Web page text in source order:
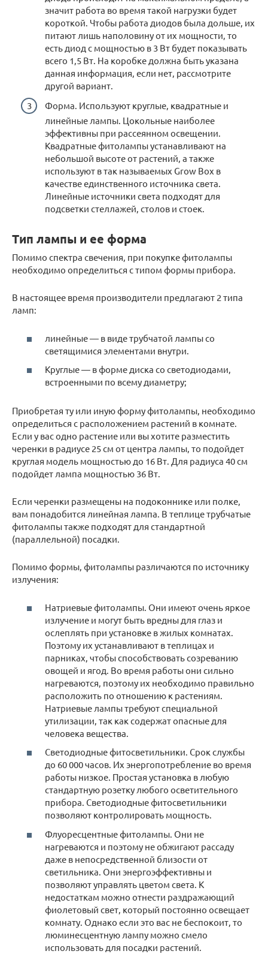
значит работа во время такой нагрузки будет
короткой. Чтобы работа диодов была дольше, их
питают лишь наполовину от их мощности, то
есть диод с мощностью в 3 Вт будет показывать
всего 1,5 Вт. На коробке должна быть указана
данная информация, если нет, рассмотрите
другой вариант.
Форма. Используют круглые, квадратные и
линейные лампы. Цокольные наиболее
эффективны при рассеянном освещении.
Квадратные фитолампы устанавливают на
небольшой высоте от растений, а также
используют в так называемых Grow Box в
качестве единственного источника света.
Линейные источники света подходят для
подсветки стеллажей, столов и стоек.
Тип лампы и ее форма
Помимо спектра свечения, при покупке фитолампы
необходимо определиться с типом формы прибора.
В настоящее время производители предлагают 2 типа
ламп:
линейные — в виде трубчатой лампы со
светящимися элементами внутри.
Круглые — в форме диска со светодиодами,
встроенными по всему диаметру;
Приобретая ту или иную форму фитолампы, необходимо
определиться с расположением растений в комнате.
Если у вас одно растение или вы хотите разместить
черенки в радиусе 25 см от центра лампы, то подойдет
круглая модель мощностью до 16 Вт. Для радиуса 40 см
подойдет лампа мощностью 36 Вт.
Если черенки размещены на подоконнике или полке,
вам понадобится линейная лампа. В теплице трубчатые
фитолампы также подходят для стандартной
(параллельной) посадки.
Помимо формы, фитолампы различаются по источнику
излучения:
Натриевые фитолампы. Они имеют очень яркое
излучение и могут быть вредны для глаз и
ослеплять при установке в жилых комнатах.
Поэтому их устанавливают в теплицах и
парниках, чтобы способствовать созреванию
овощей и ягод. Во время работы они сильно
нагреваются, поэтому их необходимо правильно
расположить по отношению к растениям.
Натриевые лампы требуют специальной
утилизации, так как содержат опасные для
человека вещества.
Светодиодные фитосветильники. Срок службы
до 60 000 часов. Их энергопотребление во время
работы низкое. Простая установка в любую
стандартную розетку любого осветительного
прибора. Светодиодные фитосветильники
позволяют контролировать мощность.
Флуоресцентные фитолампы. Они не
нагреваются и поэтому не обжигают рассаду
даже в непосредственной близости от
светильника. Они энергоэффективны и
позволяют управлять цветом света. К
недостаткам можно отнести раздражающий
фиолетовый свет, который постоянно освещает
комнату. Однако если это вас не беспокоит, то
люминесцентную лампу можно смело
использовать для посадки растений.